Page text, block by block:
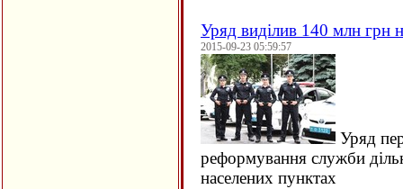
Уряд виділив 140 млн грн
2015-09-23 05:59:57
Уряд
реформування служби
населених пунктах